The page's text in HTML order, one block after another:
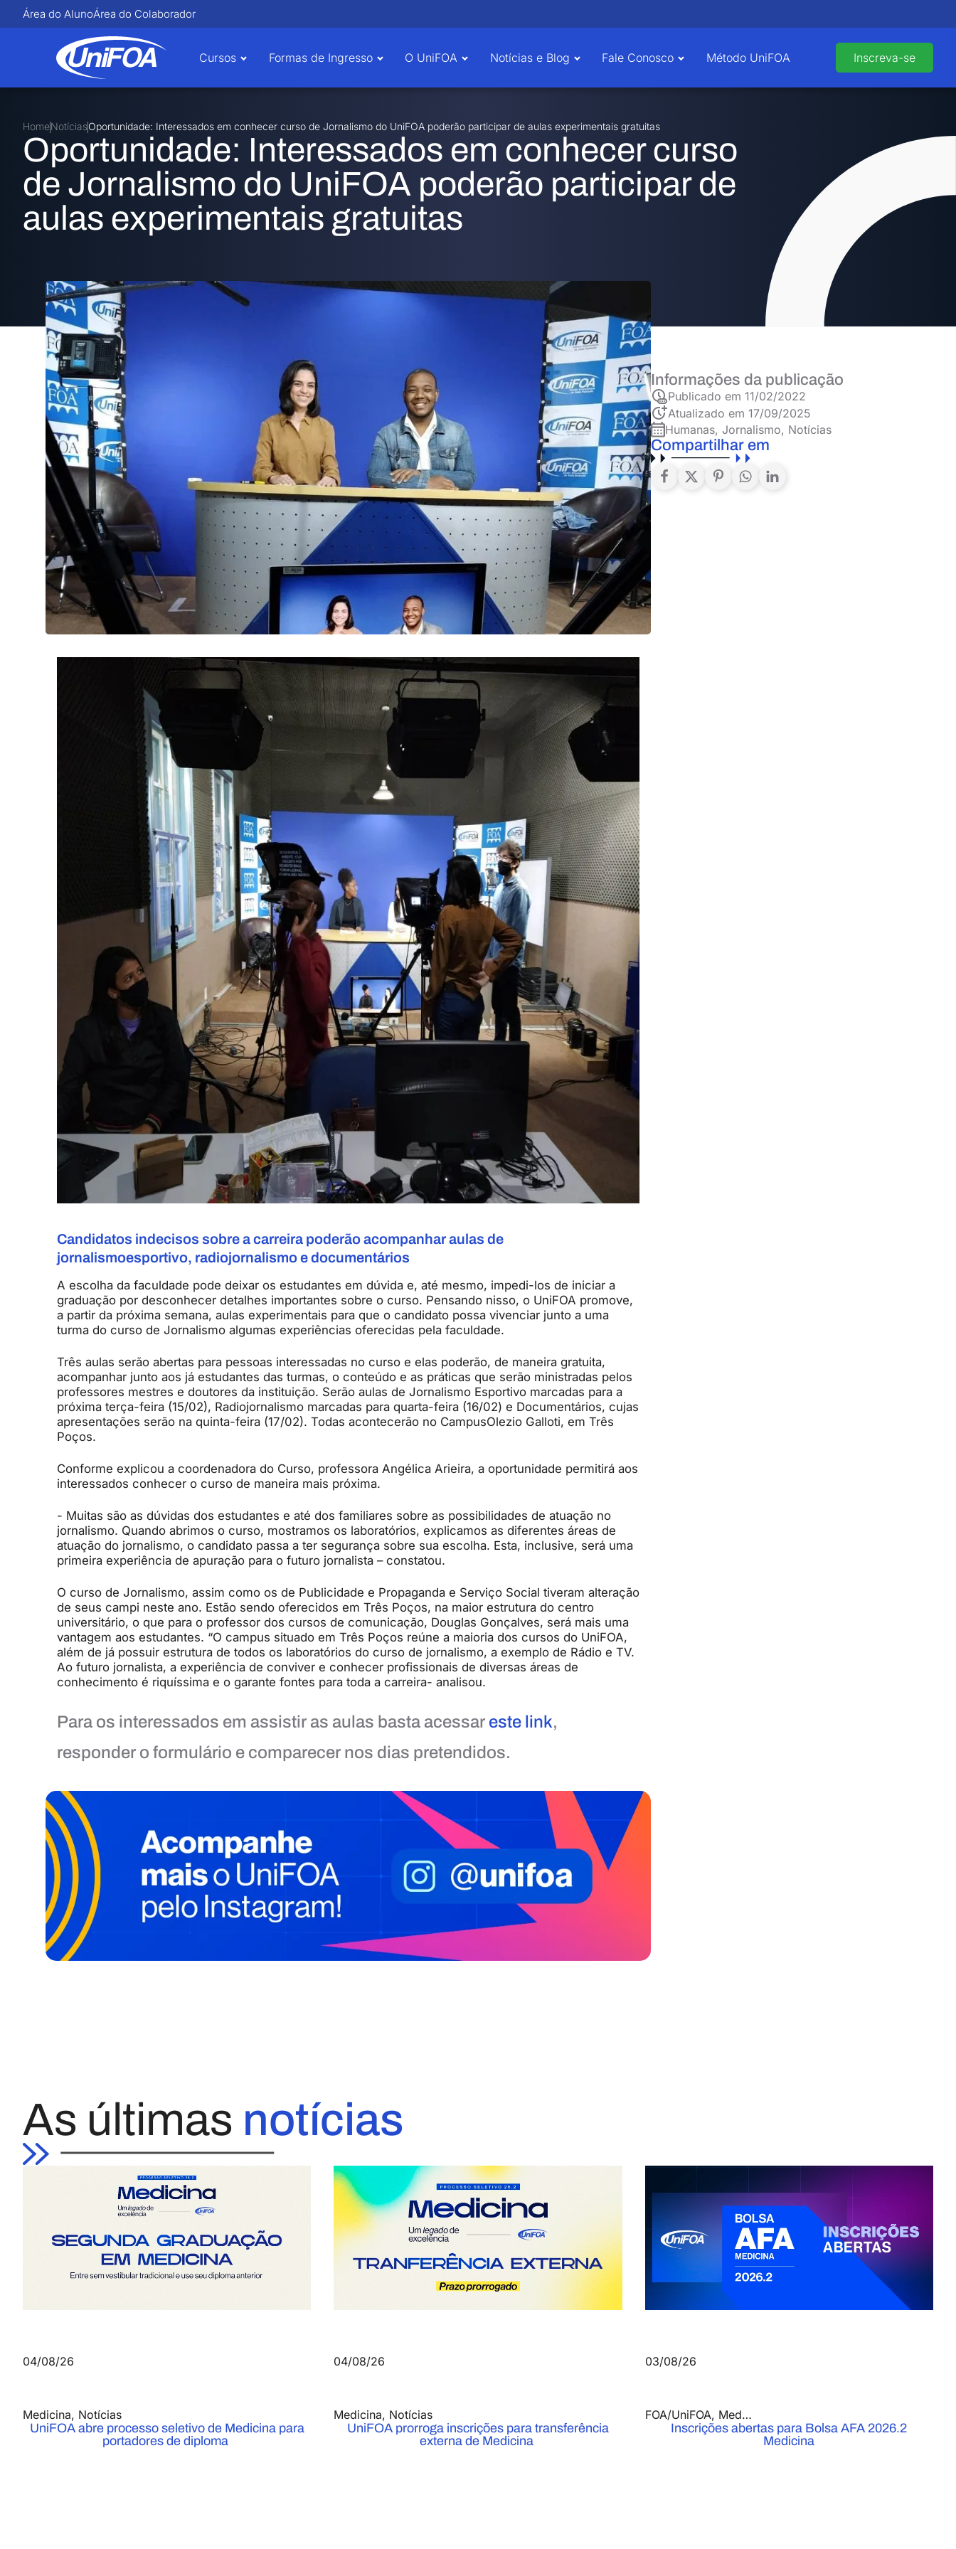
Área do AlunoÁrea do Colaborador
Cursos Formas de Ingresso O UniFOA Notícias e Blog Fale Conosco Método UniFOA Inscreva-se
HomeNotíciasOportunidade: Interessados em conhecer curso de Jornalismo do UniFOA poderão participar de aulas experimentais gratuitas
Oportunidade: Interessados em conhecer curso
de Jornalismo do UniFOA poderão participar de
aulas experimentais gratuitas
Candidatos indecisos sobre a carreira poderãoacompanhar aulas de
jornalismoesportivo, radiojornalismoe documentários
A escolha da faculdade pode deixar os estudantes em dúvida e, até mesmo, impedi-los de iniciar a
graduação por desconhecer detalhes importantes sobre o curso. Pensando nisso, o UniFOA promove,
a partir da próxima semana, aulas experimentais para que o candidato possa vivenciar junto a uma
turma do curso de Jornalismo algumas experiências oferecidas pela faculdade.
Três aulas serão abertas para pessoas interessadas no curso e elas poderão, de maneira gratuita,
acompanhar junto aos já estudantes das turmas, o conteúdo e as práticas que serão ministradas pelos
professores mestres e doutores da instituição. Serão aulas de Jornalismo Esportivo marcadas para a
próxima terça-feira (15/02), Radiojornalismo marcadas para quarta-feira (16/02) e Documentários, cujas
apresentações serão na quinta-feira (17/02). Todas acontecerão no CampusOlezio Galloti, em Três
Poços.
Conforme explicou a coordenadora do Curso, professora Angélica Arieira, a oportunidade permitirá aos
interessados conhecer o curso de maneira mais próxima.
- Muitas são as dúvidas dos estudantes e até dos familiares sobre as possibilidades de atuação no
jornalismo. Quando abrimos o curso, mostramos os laboratórios, explicamos as diferentes áreas de
atuação do jornalismo, o candidato passa a ter segurança sobre sua escolha. Esta, inclusive, será uma
primeira experiência de apuração para o futuro jornalista – constatou.
O curso de Jornalismo, assim como os de Publicidade e Propaganda e Serviço Social tiveram alteração
de seus campi neste ano. Estão sendo oferecidos em Três Poços, na maior estrutura do centro
universitário, o que para o professor dos cursos de comunicação, Douglas Gonçalves, será mais uma
vantagem aos estudantes. “O campus situado em Três Poços reúne a maioria dos cursos do UniFOA,
além de já possuir estrutura de todos os laboratórios do curso de jornalismo, a exemplo de Rádio e TV.
Ao futuro jornalista, a experiência de conviver e conhecer profissionais de diversas áreas de
conhecimento é riquíssima e o garante fontes para toda a carreira- analisou.
Para os interessados em assistir as aulas basta acessar este link,
responder o formulário e comparecer nos dias pretendidos.
Informações da publicação
Publicado em11/02/2022
Atualizado em 17/09/2025
Humanas,Jornalismo, Notícias
Compartilhar em
As últimas notícias
04/08/26
Medicina, Notícias
UniFOA abre processo seletivo de Medicina para
portadores de diploma
04/08/26
Medicina, Notícias
UniFOA prorroga inscrições para transferência
externa de Medicina
03/08/26
FOA/UniFOA, Medicina
Inscrições abertas para Bolsa AFA 2026.2
Medicina